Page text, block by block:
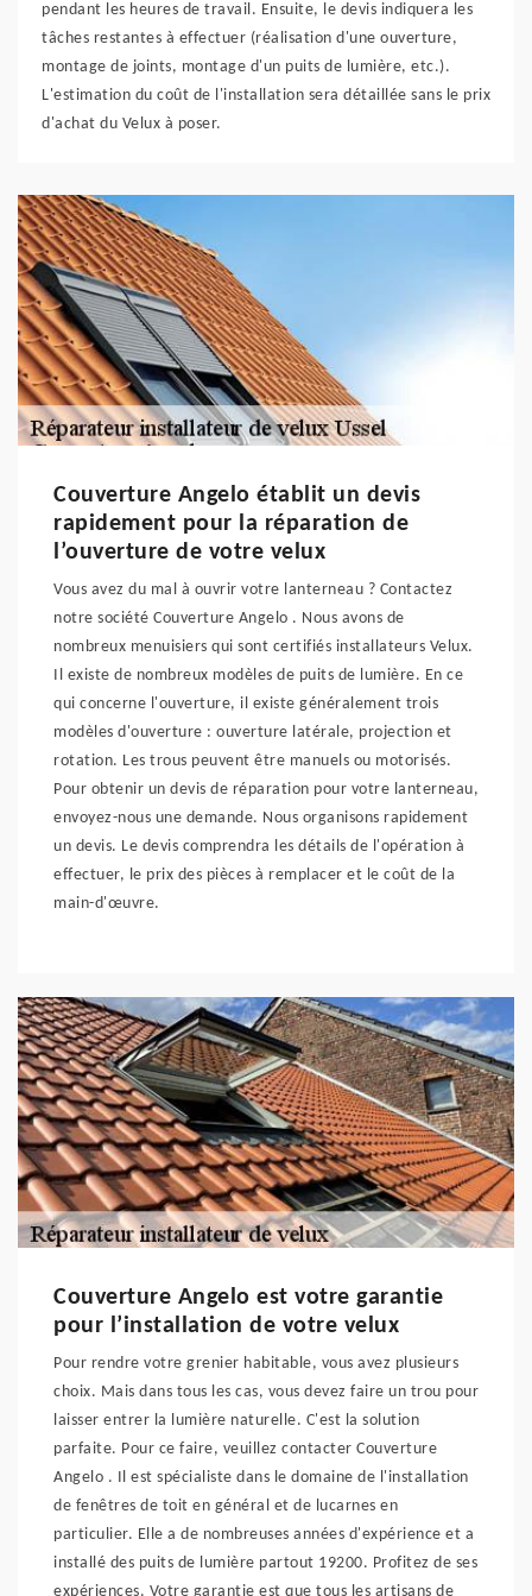
pendant les heures de travail. Ensuite, le devis indiquera les
tâches restantes à effectuer (réalisation d'une ouverture,
montage de joints, montage d'un puits de lumière, etc.).
L'estimation du coût de l'installation sera détaillée sans le prix
d'achat du Velux à poser.
Couverture Angelo établit un devis
rapidement pour la réparation de
l’ouverture de votre velux
Vous avez du mal à ouvrir votre lanterneau ? Contactez
notre société Couverture Angelo . Nous avons de
nombreux menuisiers qui sont certifiés installateurs Velux.
Il existe de nombreux modèles de puits de lumière. En ce
qui concerne l'ouverture, il existe généralement trois
modèles d'ouverture : ouverture latérale, projection et
rotation. Les trous peuvent être manuels ou motorisés.
Pour obtenir un devis de réparation pour votre lanterneau,
envoyez-nous une demande. Nous organisons rapidement
un devis. Le devis comprendra les détails de l'opération à
effectuer, le prix des pièces à remplacer et le coût de la
main-d'œuvre.
Couverture Angelo est votre garantie
pour l’installation de votre velux
Pour rendre votre grenier habitable, vous avez plusieurs
choix. Mais dans tous les cas, vous devez faire un trou pour
laisser entrer la lumière naturelle. C'est la solution
parfaite. Pour ce faire, veuillez contacter Couverture
Angelo . Il est spécialiste dans le domaine de l'installation
de fenêtres de toit en général et de lucarnes en
particulier. Elle a de nombreuses années d'expérience et a
installé des puits de lumière partout 19200. Profitez de ses
expériences. Votre garantie est que tous les artisans de